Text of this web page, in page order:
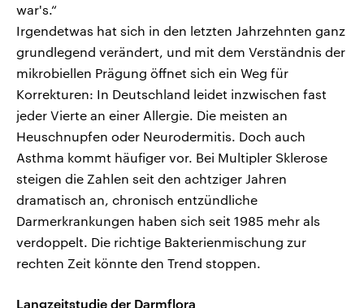
war's.“
Irgendetwas hat sich in den letzten Jahrzehnten ganz
grundlegend verändert, und mit dem Verständnis der
mikrobiellen Prägung öffnet sich ein Weg für
Korrekturen: In Deutschland leidet inzwischen fast
jeder Vierte an einer Allergie. Die meisten an
Heuschnupfen oder Neurodermitis. Doch auch
Asthma kommt häufiger vor. Bei Multipler Sklerose
steigen die Zahlen seit den achtziger Jahren
dramatisch an, chronisch entzündliche
Darmerkrankungen haben sich seit 1985 mehr als
verdoppelt. Die richtige Bakterienmischung zur
rechten Zeit könnte den Trend stoppen.
Langzeitstudie der Darmflora